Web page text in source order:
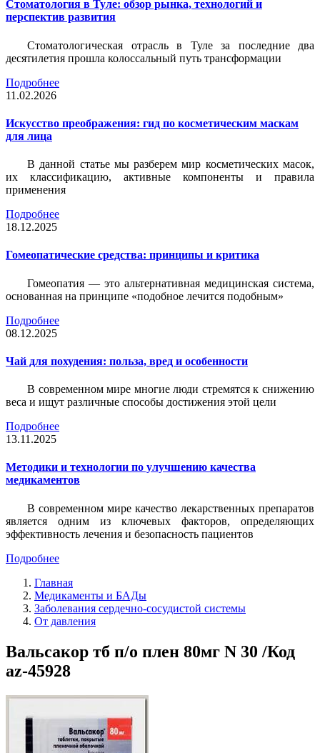
Стоматология в Туле: обзор рынка, технологий и
перспектив развития
Стоматологическая отрасль в Туле за последние два
десятилетия прошла колоссальный путь трансформации
Подробнее
11.02.2026
Искусство преображения: гид по косметическим маскам
для лица
В данной статье мы разберем мир косметических масок,
их классификацию, активные компоненты и правила
применения
Подробнее
18.12.2025
Гомеопатические средства: принципы и критика
Гомеопатия — это альтернативная медицинская система,
основанная на принципе «подобное лечится подобным»
Подробнее
08.12.2025
Чай для похудения: польза, вред и особенности
В современном мире многие люди стремятся к снижению
веса и ищут различные способы достижения этой цели
Подробнее
13.11.2025
Методики и технологии по улучшению качества
медикаментов
В современном мире качество лекарственных препаратов
является одним из ключевых факторов, определяющих
эффективность лечения и безопасность пациентов
Подробнее
Главная
Медикаменты и БАДы
Заболевания сердечно-сосудистой системы
От давления
Вальсакор тб п/о плен 80мг N 30 /Код
az-45928